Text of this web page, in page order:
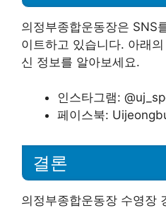
의정부종합운동장은 SNS
이트하고 있습니다. 아래
신 정보를 알아보세요.
인스타그램:
페이스북:
결론
의정부종합운동장 수영장